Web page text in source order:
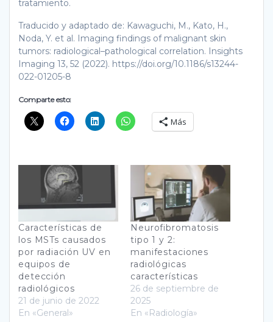
tratamiento.
Traducido y adaptado de: Kawaguchi, M., Kato, H.,
Noda, Y. et al. Imaging findings of malignant skin
tumors: radiological–pathological correlation. Insights
Imaging 13, 52 (2022). https://doi.org/10.1186/s13244-
022-01205-8
Comparte esto:
Más
Características de
los MSTs causados
por radiación UV en
equipos de
detección
radiológicos
21 de junio de 2022
En «General»
Neurofibromatosis
tipo 1 y 2:
manifestaciones
radiológicas
características
26 de septiembre de
2025
En «Radiología»